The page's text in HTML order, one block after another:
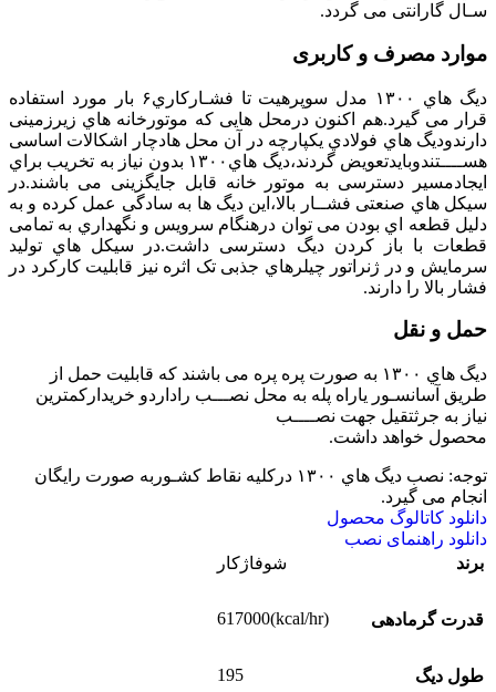
سـال گارانتی می گردد.
موارد مصرف و کاربری
دیگ هاي ۱۳۰۰ مدل سوپرهیت تا فشـارکاري۶ بار مورد استفاده
قرار می گیرد.هم اکنون درمحل هایی که موتورخانه هاي زیرزمینی
دارندودیگ هاي فولادي یکپارچه در آن محل هادچار اشکالات اساسی
هســــتندوبایدتعویض گردند،دیگ هاي۱۳۰۰ بدون نیاز به تخریب براي
ایجادمسیر دسترسی به موتور خانه قابل جایگزینی می باشند.در
سیکل هاي صنعتی فشــار بالا،این دیگ ها به سادگی عمل کرده و به
دلیل قطعه اي بودن می توان درهنگام سرویس و نگهداري به تمامی
قطعات با باز کردن دیگ دسترسی داشت.در سیکل هاي تولید
سرمایش و در ژنراتور چیلرهاي جذبی تک اثره نیز قابلیت کارکرد در
فشار بالا را دارند.
حمل و نقل
دیگ هاي ۱۳۰۰ به صورت پره پره می باشند که قابلیت حمل از
طریق آسانسـور یاراه پله به محل نصـــب راداردو خریدارکمترین
نیاز به جرثتقیل جهت نصــــب
محصول خواهد داشت.
توجه: نصب دیگ هاي ۱۳۰۰ درکلیه نقاط کشـوربه صورت رایگان
انجام می گیرد.
دانلود کاتالوگ محصول
دانلود راهنمای نصب
برند
شوفاژکار
قدرت گرمادهی (kcal/hr)617000
طول دیگ 195